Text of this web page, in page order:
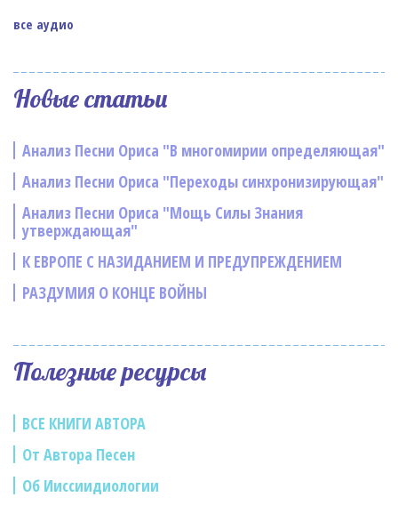
все аудио
Новые статьи
Анализ Песни Ориса "В многомирии определяющая"
Анализ Песни Ориса "Переходы синхронизирующая"
Анализ Песни Ориса "Мощь Силы Знания
утверждающая"
К ЕВРОПЕ С НАЗИДАНИЕМ И ПРЕДУПРЕЖДЕНИЕМ
РАЗДУМИЯ О КОНЦЕ ВОЙНЫ
Полезные ресурсы
ВСЕ КНИГИ АВТОРА
От Автора Песен
Об Ииссиидиологии